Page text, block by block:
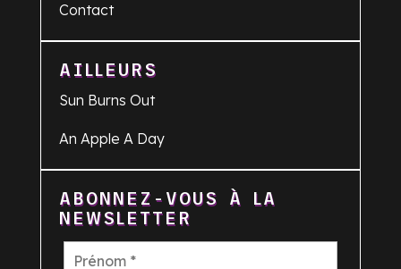
Contact
AILLEURS
Sun Burns Out
An Apple A Day
ABONNEZ-VOUS À LA
NEWSLETTER